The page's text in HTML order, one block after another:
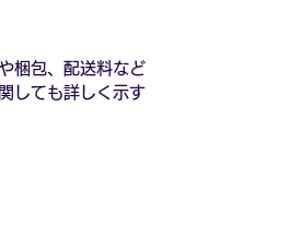
梱包、配送料など
しても詳しく示す